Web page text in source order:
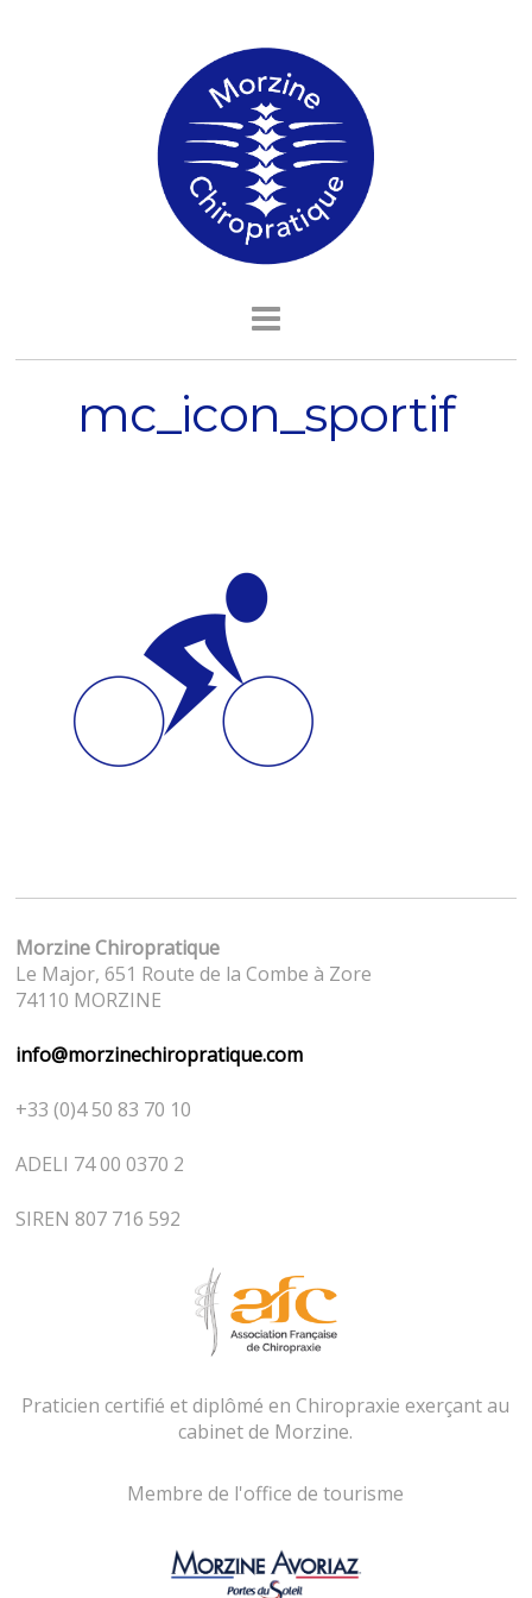
mc_icon_sportif
Morzine Chiropratique
Le Major, 651 Route de la Combe à Zore
74110 MORZINE
info@morzinechiropratique.com
+33 (0)4 50 83 70 10
ADELI 74 00 0370 2
SIREN 807 716 592
Praticien certifié et diplômé en Chiropraxie exerçant au
cabinet de Morzine.
Membre de l'office de tourisme